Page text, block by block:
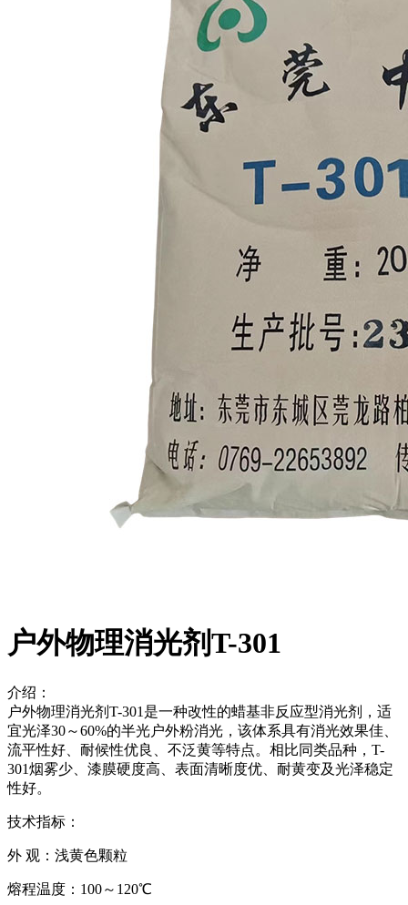
户外物理消光剂T-301
介绍：
户外物理消光剂T-301是一种改性的蜡基非反应型消光剂，适
宜光泽30～60%的半光户外粉消光，该体系具有消光效果佳、
流平性好、耐候性优良、不泛黄等特点。相比同类品种，T-
301烟雾少、漆膜硬度高、表面清晰度优、耐黄变及光泽稳定
性好。
技术指标：
外 观：浅黄色颗粒
熔程温度：100～120℃